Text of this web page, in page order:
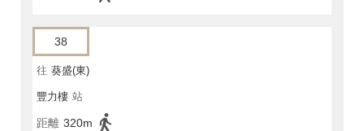
38
往 葵盛(東)
豐力樓 站
距離 320m